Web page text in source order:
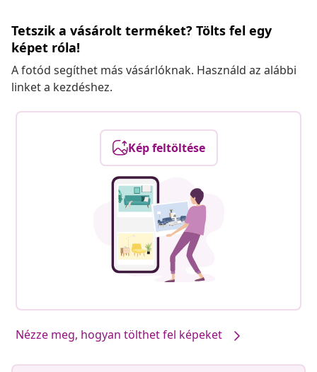
Tetszik a vásárolt terméket? Tölts fel egy
képet róla!
A fotód segíthet más vásárlóknak. Használd az alábbi
linket a kezdéshez.
Kép feltöltése
Nézze meg, hogyan tölthet fel képeket